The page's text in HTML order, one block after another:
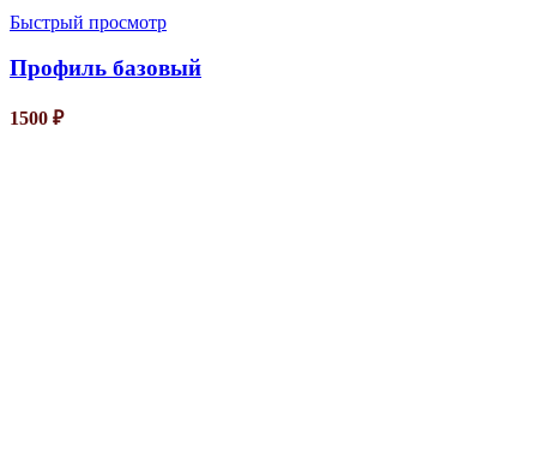
Быстрый просмотр
Профиль базовый
1500 ₽